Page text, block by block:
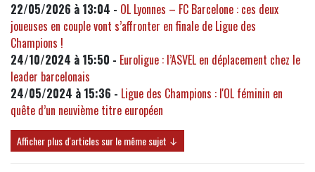
22/05/2026 à 13:04 - OL Lyonnes – FC Barcelone : ces deux
joueuses en couple vont s’affronter en finale de Ligue des
Champions !
24/10/2024 à 15:50 - Euroligue : l’ASVEL en déplacement chez le
leader barcelonais
24/05/2024 à 15:36 - Ligue des Champions : l'OL féminin en
quête d’un neuvième titre européen
Afficher plus d'articles sur le même sujet ↓